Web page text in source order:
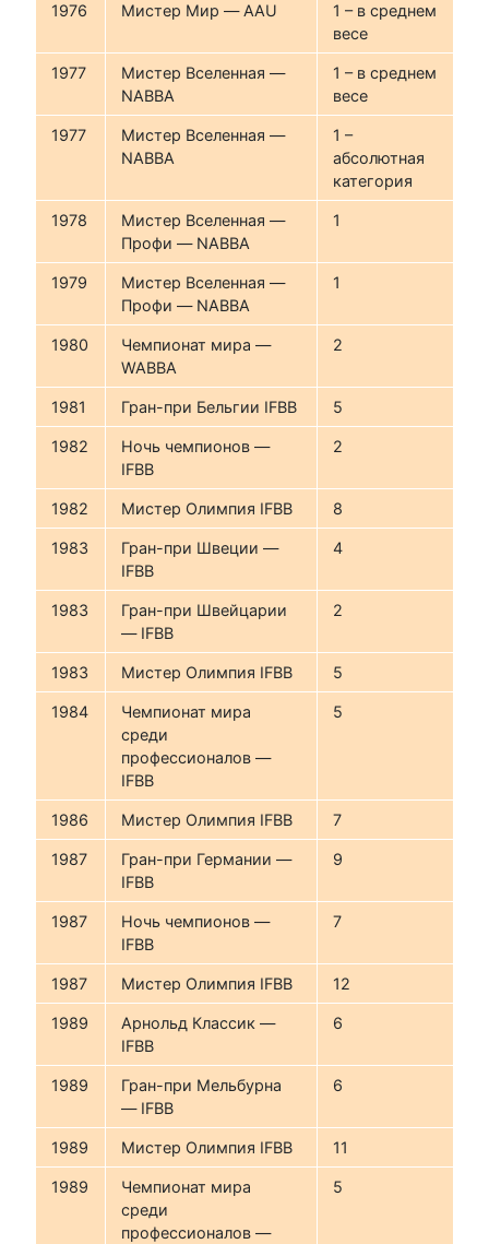
1976 Мистер Мир — AAU
1 – в среднем
весе
1977
Мистер Вселенная —
NABBA
1 – в среднем
весе
1977
Мистер Вселенная —
NABBA
1 –
абсолютная
категория
1978
Мистер Вселенная —
Профи — NABBA
1
1979
Мистер Вселенная —
Профи — NABBA
1
1980
Чемпионат мира —
WABBA
2
1981 Гран-при Бельгии IFBB 5
1982
Ночь чемпионов —
IFBB
2
1982 Мистер Олимпия IFBB 8
1983
Гран-при Швеции —
IFBB
4
1983
Гран-при Швейцарии
— IFBB
2
1983 Мистер Олимпия IFBB 5
1984
Чемпионат мира
среди
профессионалов —
IFBB
5
1986 Мистер Олимпия IFBB 7
1987
Гран-при Германии —
IFBB
9
1987
Ночь чемпионов —
IFBB
7
1987 Мистер Олимпия IFBB 12
1989
Арнольд Классик —
IFBB
6
1989
Гран-при Мельбурна
— IFBB
6
1989 Мистер Олимпия IFBB 11
1989
Чемпионат мира
среди
профессионалов —
5